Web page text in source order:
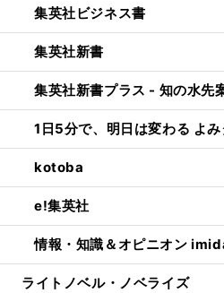
集英社ビジネス書
集英社新書
集英社新書プラス - 知の水先
1日5分で、明日は変わる よ
kotoba
e!集英社
情報・知識＆オピニオン
ライトノベル・ノベライズ